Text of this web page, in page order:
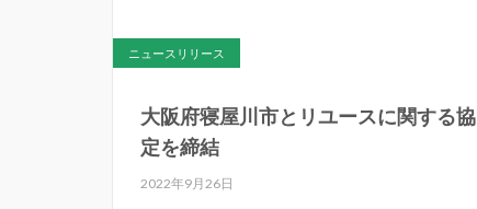
ニュースリリース
大阪府寝屋川市とリユースに関する協
定を締結
2022年9月26日